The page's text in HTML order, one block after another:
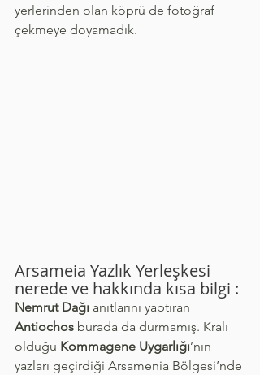
yerlerinden olan köprü de fotoğraf
çekmeye doyamadık.
Arsameia Yazlık Yerleşkesi
nerede ve hakkında kısa bilgi :
Nemrut Dağı anıtlarını yaptıran
Antiochos burada da durmamış. Kralı
olduğu Kommagene Uygarlığı’nın
yazları geçirdiği Arsamenia Bölgesi’nde